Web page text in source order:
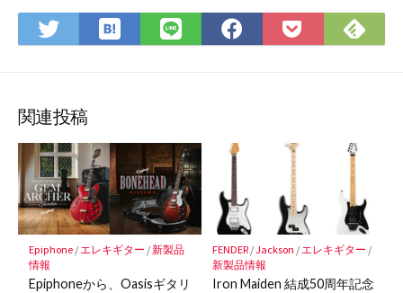
Twitter
で
ア
は
て
マ
ー
ク
に
保
存
LINE
で
Facebook
で
Pocket
に
で
関連投稿
Epiphone/エレキギター /新製品
情報
Epiphoneから、Oasisギタリ
FENDER/Jackson /エレキギター /
新製品情報
Iron Maiden 結成50周年記念